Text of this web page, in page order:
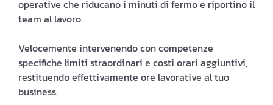
operative che riducano i minuti di fermo e riportino il
team al lavoro.
Velocemente intervenendo con competenze
specifiche limiti straordinari e costi orari aggiuntivi,
restituendo effettivamente ore lavorative al tuo
business.